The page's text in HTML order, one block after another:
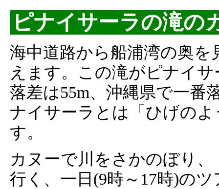
ピナイサーラの滝の
海中道路から船浦湾の奥を
えます。この滝がピナイ
落差は55m、沖縄県で一番
ナイサーラとは「ひげの
す。
カヌーで川をさかのぼり
行く、一日(9時～17時)の